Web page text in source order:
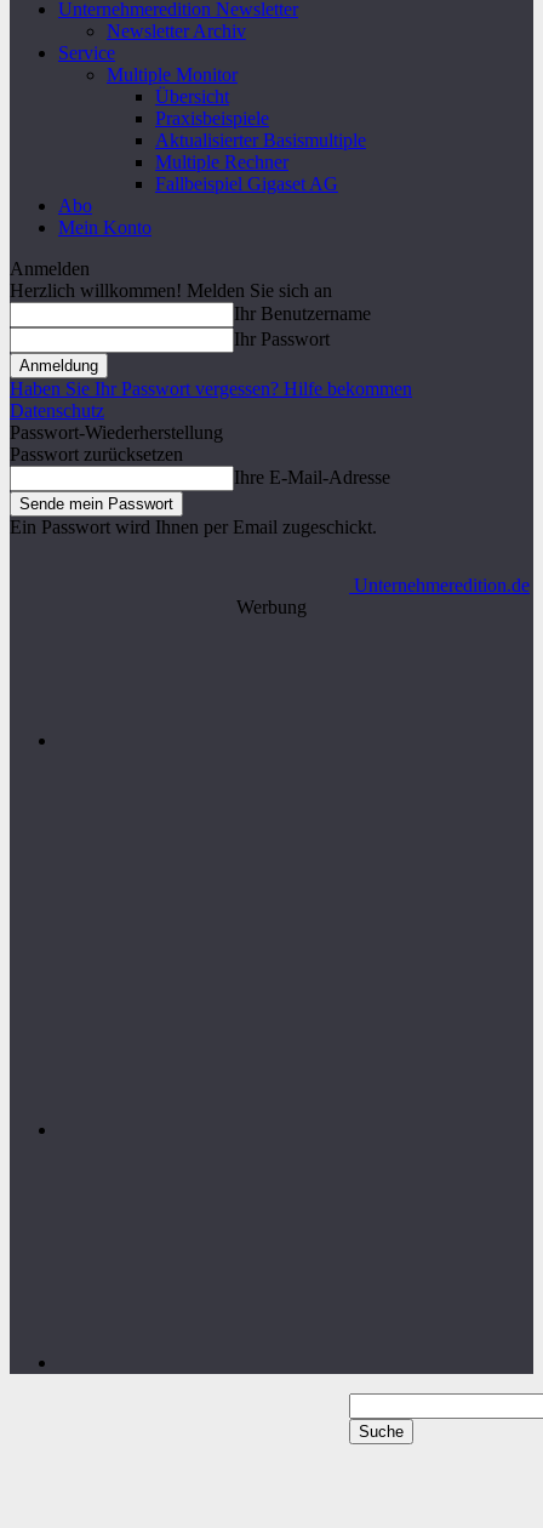
Unternehmeredition Newsletter
Newsletter Archiv
Service
Multiple Monitor
Übersicht
Praxisbeispiele
Aktualisierter Basismultiple
Multiple Rechner
Fallbeispiel Gigaset AG
Abo
Mein Konto
Anmelden
Herzlich willkommen! Melden Sie sich an
Ihr Benutzername
Ihr Passwort
Haben Sie Ihr Passwort vergessen? Hilfe bekommen
Datenschutz
Passwort-Wiederherstellung
Passwort zurücksetzen
Ihre E-Mail-Adresse
Ein Passwort wird Ihnen per Email zugeschickt.
Unternehmeredition.de
Werbung